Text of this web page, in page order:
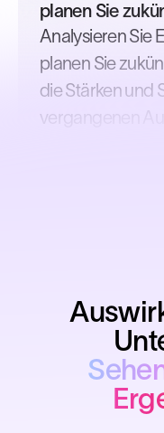
planen Sie
Analysieren Sie
planen Sie
die Stärken und
vergangenen